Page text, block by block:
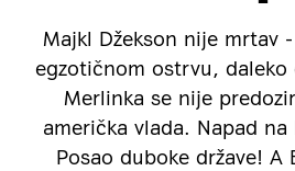
Majkl Džekson nije mrtav
egzotičnom ostrvu,
Merlinka se nije
američka vlada. Napad na
Posao duboke države! A